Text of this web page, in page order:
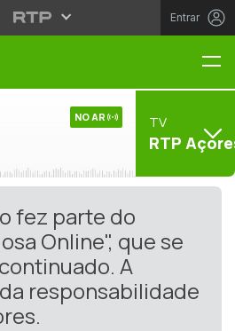
Entrar
NO AR TV
RTP
fez parte do
Online", que se
A
responsabilidade